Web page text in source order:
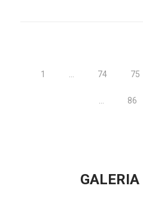
Stronicowanie
1 74 75
86
GALERIA